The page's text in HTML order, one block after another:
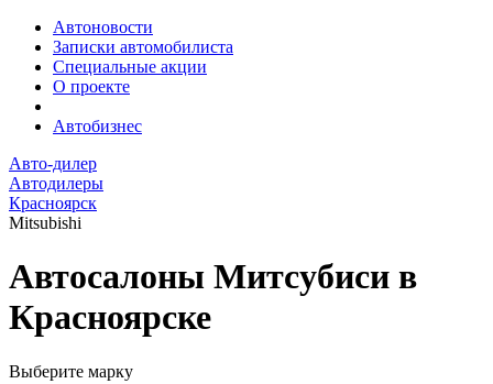
Автоновости
Записки автомобилиста
Специальные акции
О проекте
Автобизнес
Авто-дилер
Автодилеры
Красноярск
Mitsubishi
Автосалоны Митсубиси в
Красноярске
Выберите марку